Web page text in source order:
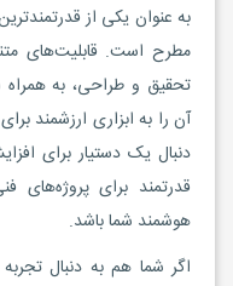
به عنوان یکی از
مطرح است. قابلیت‌های
آن را به ابزاری ارزشمند
دنبال یک دستیار برای
هوشمند شما باشد.
اگر شما هم به دنبال